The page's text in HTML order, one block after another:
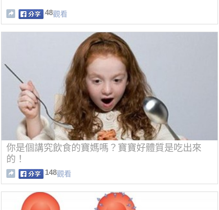
48觀看
你是個講究飲食的寶媽嗎？寶寶好體質是吃出來
的！
148觀看